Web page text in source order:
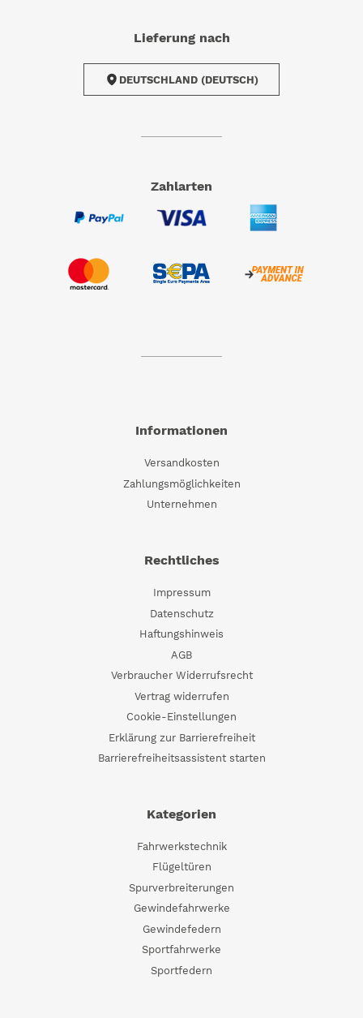
Lieferung nach
DEUTSCHLAND (DEUTSCH)
Zahlarten
Informationen
Versandkosten
Zahlungsmöglichkeiten
Unternehmen
Rechtliches
Impressum
Datenschutz
Haftungshinweis
AGB
Verbraucher Widerrufsrecht
Vertrag widerrufen
Cookie-Einstellungen
Erklärung zur Barrierefreiheit
Barrierefreiheitsassistent starten
Kategorien
Fahrwerkstechnik
Flügeltüren
Spurverbreiterungen
Gewindefahrwerke
Gewindefedern
Sportfahrwerke
Sportfedern